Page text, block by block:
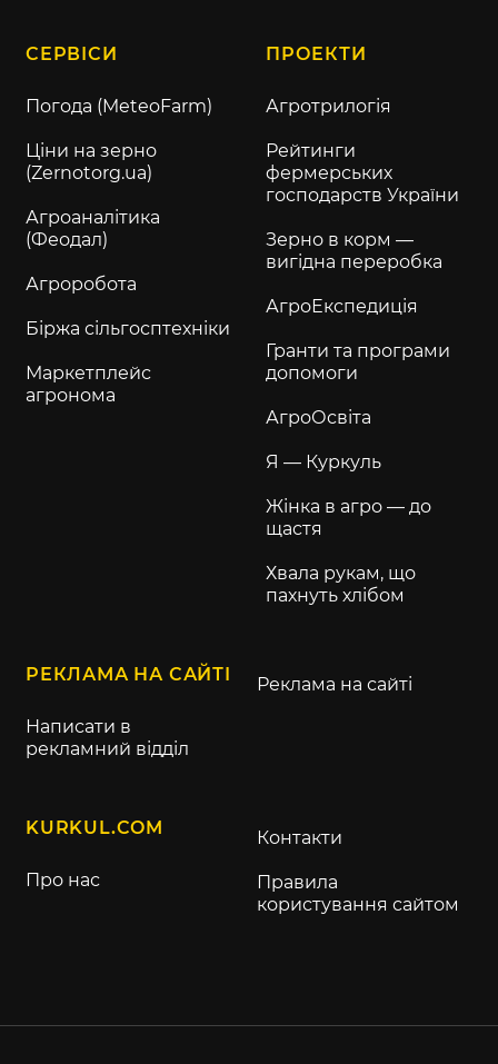
СЕРВІСИ
Погода (MeteoFarm)
Ціни на зерно
(Zernotorg.ua)
Агроаналітика
(Феодал)
Агроробота
Біржа сільгосптехніки
Маркетплейс
агронома
ПРОЕКТИ
Агротрилогія
Рейтинги
фермерських
господарств України
Зерно в корм —
вигідна переробка
АгроЕкспедиція
Гранти та програми
допомоги
АгроОсвіта
Я — Куркуль
Жінка в агро — до
щастя
Хвала рукам, що
пахнуть хлібом
РЕКЛАМА НА САЙТІ
Написати в
рекламний відділ
Реклама на сайті
KURKUL.COM
Про нас
Контакти
Правила
користування сайтом